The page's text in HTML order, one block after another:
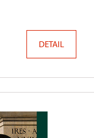
DETAIL